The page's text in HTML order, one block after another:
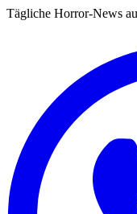
Tägliche Horror-News